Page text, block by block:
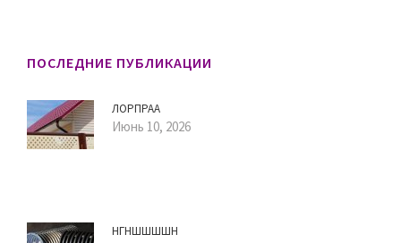
ПОСЛЕДНИЕ ПУБЛИКАЦИИ
ЛОРПРАА
Июнь 10, 2026
НГНШШШШН